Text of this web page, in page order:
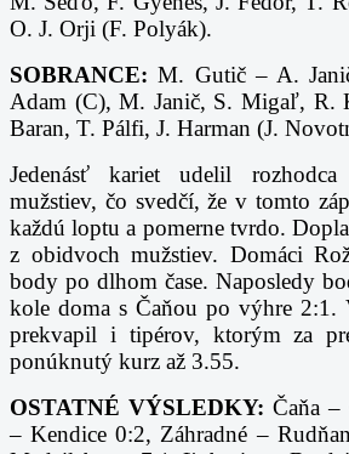
O. J. Orji (F. Polyák).
SOBRANCE: M. Gutič – A.
Adam (C), M. Janič, S. Migaľ, R.
Baran, T. Pálfi, J. Harman (J.
Jedenásť kariet udelil
mužstiev, čo svedčí, že v tomto
každú loptu a pomerne tvrdo.
z obidvoch mužstiev. Domáci
body po dlhom čase. Naposledy
kole doma s Čaňou po výhre 2:1.
prekvapil i tipérov, ktorým za
ponúknutý kurz až 3.55.
OSTATNÉ VÝSLEDKY: Čaňa –
– Kendice 0:2, Záhradné –